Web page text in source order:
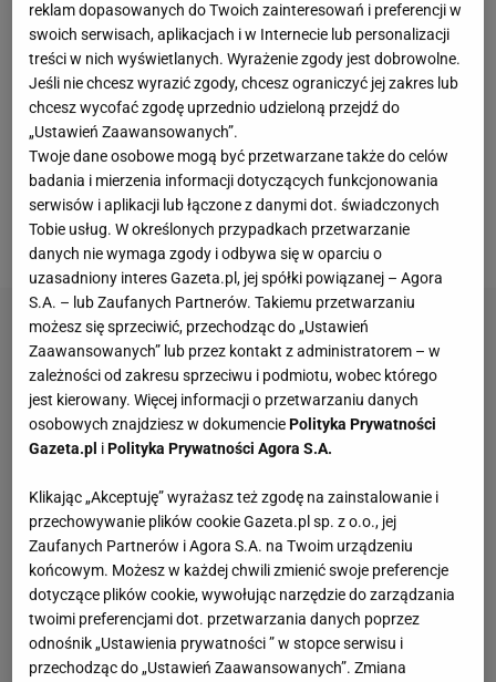
Kilka tygodni temu Dmitrij Biwoł zaskoczył cały świat
boksu! Reprezentujący Rosjęzawodnikz Kirgistanu
wygrał jednogłośną decyzją sędziów z Saulem
"Canelo" Alvarezem i obronił tytuł mistrza świata
wagi półciężkiej WBA. - Umarł Król, niech żyje Król -
napisał na Twitterze po tej walce Przemek
Garczarczyk, ekspert Polsatu Sport.
reklam dopasowanych do Twoich zainteresowań i preferencji w
swoich serwisach, aplikacjach i w Internecie lub personalizacji
treści w nich wyświetlanych. Wyrażenie zgody jest dobrowolne.
Jeśli nie chcesz wyrazić zgody, chcesz ograniczyć jej zakres lub
chcesz wycofać zgodę uprzednio udzieloną przejdź do
„Ustawień Zaawansowanych”.
Twoje dane osobowe mogą być przetwarzane także do celów
badania i mierzenia informacji dotyczących funkcjonowania
serwisów i aplikacji lub łączone z danymi dot. świadczonych
Tobie usług. W określonych przypadkach przetwarzanie
danych nie wymaga zgody i odbywa się w oparciu o
uzasadniony interes Gazeta.pl, jej spółki powiązanej – Agora
S.A. – lub Zaufanych Partnerów. Takiemu przetwarzaniu
możesz się sprzeciwić, przechodząc do „Ustawień
Zaawansowanych” lub przez kontakt z administratorem – w
zależności od zakresu sprzeciwu i podmiotu, wobec którego
jest kierowany. Więcej informacji o przetwarzaniu danych
osobowych znajdziesz w dokumenciePolityka Prywatności
Gazeta.pl iPolityka Prywatności Agora S.A.
Klikając „Akceptuję” wyrażasz też zgodę na zainstalowanie i
przechowywanie plików cookie Gazeta.pl sp. z o.o., jej
Zaufanych Partnerów i Agora S.A. na Twoim urządzeniu
końcowym. Możesz w każdej chwili zmienić swoje preferencje
dotyczące plików cookie, wywołując narzędzie do zarządzania
twoimi preferencjami dot. przetwarzania danych poprzez
odnośnik „Ustawienia prywatności ” w stopce serwisu i
przechodząc do „Ustawień Zaawansowanych”. Zmiana